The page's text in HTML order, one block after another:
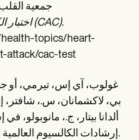
جمعية القلب
اختبار الكالسيوم في الشريان التاجي (CAC).
topics/heart-
attack/cac-test
غولوب، آي إس، تيرمي، أو
بي، لاكشمانان، س.، شافتر،
إرشادات الكالسيوم العالمية الرئيسية في الشريان التاجي.